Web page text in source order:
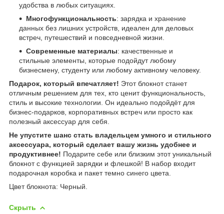
удобства в любых ситуациях.
Многофункциональность: зарядка и хранение
данных без лишних устройств, идеален для деловых
встреч, путешествий и повседневной жизни.
Современные материалы: качественные и
стильные элементы, которые подойдут любому
бизнесмену, студенту или любому активному человеку.
Подарок, который впечатляет! Этот блокнот станет
отличным решением для тех, кто ценит функциональность,
стиль и высокие технологии. Он идеально подойдёт для
бизнес-подарков, корпоративных встреч или просто как
полезный аксессуар для себя.
Не упустите шанс стать владельцем умного и стильного
аксессуара, который сделает вашу жизнь удобнее и
продуктивнее! Подарите себе или близким этот уникальный
блокнот с функцией зарядки и флешкой! В набор входит
подарочная коробка и пакет темно синего цвета.
Цвет блокнота: Черный.
Скрыть